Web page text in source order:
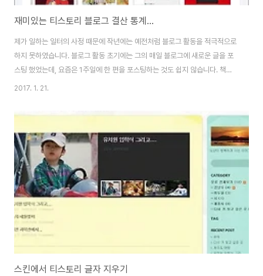
재미있는 티스토리 블로그 결산 통계...
제가 일하는 일터의 사정 때문에 작년에는 예전처럼 블로그 활동을 적극적으로
하지 못하였습니다. 블로그 활동 초기에는 그의 매일 블로그에 새로운 글을 포
스팅 했었는데, 요즘은 1주일에 한 편을 포스팅하는 것도 쉽지 않습니다. 책은
꾸준히 읽지만 서평을 쓸 시간을 내기가 쉽지 않고, 살면서 경험하는 여러가지
기록할 시간이 부족하기 때문입니다. 지역의 여러 현안이나 정치 현안에 대한
생각들도 넘쳐나지만 주장을 뒷 받침 할 정보를 찾아내고 블로그에 포스팅 할
수 있는 자료를 가공할 시간이 모자라 생각만 하고 있다 그냥 자나가는 일이 다
반사입니다 "연말에 블로그 1년을 돌아보며..."라는 제목으로 위의 글을 작성하
다 이런 저런 바쁜 일정에 ..
2017. 1. 21.
스킨에서 티스토리 글자 지우기